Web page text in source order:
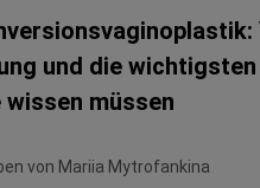
und die
wissen müssen
von Mariia Mytrofankina